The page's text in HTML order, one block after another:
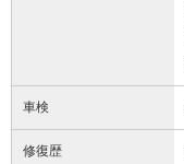
車検
修復歴